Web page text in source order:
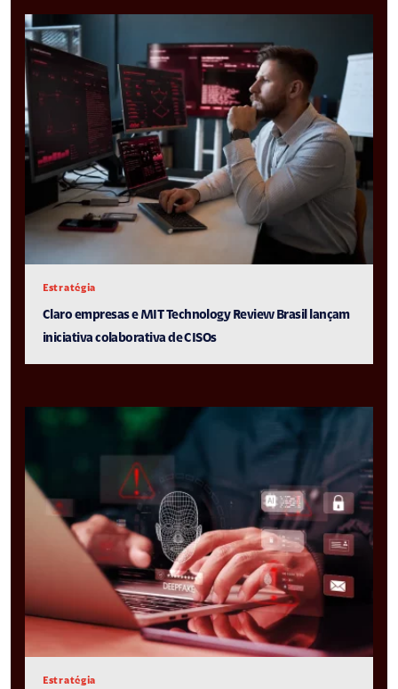
Estratégia
Claro empresas e MIT Technology Review Brasil lançam
iniciativa colaborativa de CISOs
Estratégia